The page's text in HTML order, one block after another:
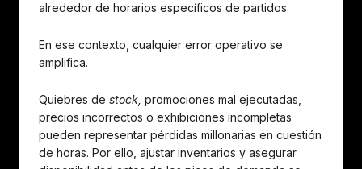
alrededor de horarios específicos de partidos.
En ese contexto, cualquier error operativo se
amplifica.
Quiebres de stock, promociones mal ejecutadas,
precios incorrectos o exhibiciones incompletas
pueden representar pérdidas millonarias en cuestión
de horas. Por ello, ajustar inventarios y asegurar